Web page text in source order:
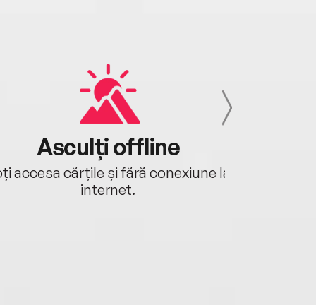
Asculți offline
accesa cărțile și fără conexiune la
internet.